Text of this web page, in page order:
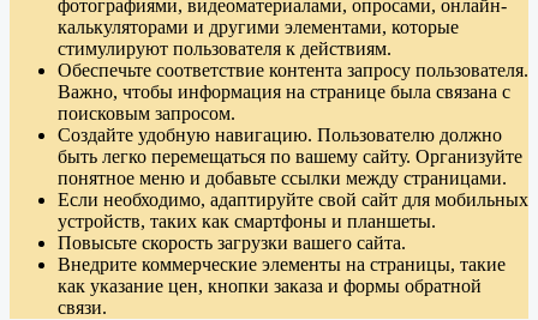
фотографиями, видеоматериалами, опросами, онлайн-
калькуляторами и другими элементами, которые
стимулируют пользователя к действиям.
Обеспечьте соответствие контента запросу пользователя.
Важно, чтобы информация на странице была связана с
поисковым запросом.
Создайте удобную навигацию. Пользователю должно
быть легко перемещаться по вашему сайту. Организуйте
понятное меню и добавьте ссылки между страницами.
Если необходимо, адаптируйте свой сайт для мобильных
устройств, таких как смартфоны и планшеты.
Повысьте скорость загрузки вашего сайта.
Внедрите коммерческие элементы на страницы, такие
как указание цен, кнопки заказа и формы обратной
связи.